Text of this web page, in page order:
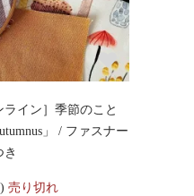
ライン］季節のこと
」 / ファスナー
売り切れ